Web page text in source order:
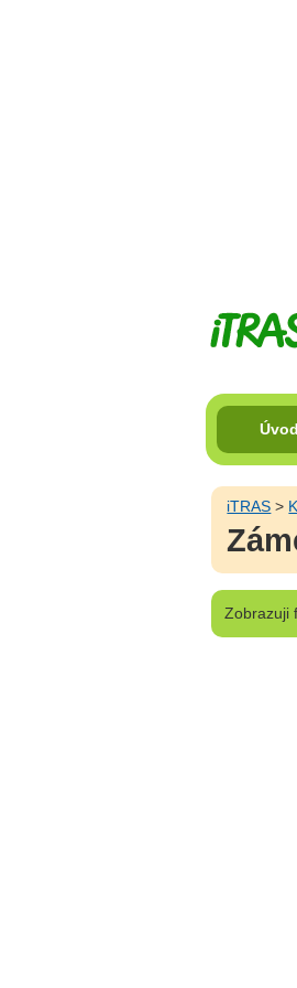
Úvod
iTRAS >
Zobrazuji